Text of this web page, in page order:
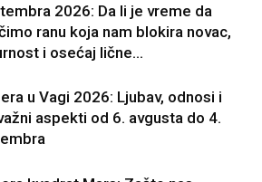
2026: Da li je vreme da
ranu koja nam blokira novac,
i osećaj lične...
u Vagi 2026: Ljubav, odnosi i
aspekti od 6. avgusta do 4.